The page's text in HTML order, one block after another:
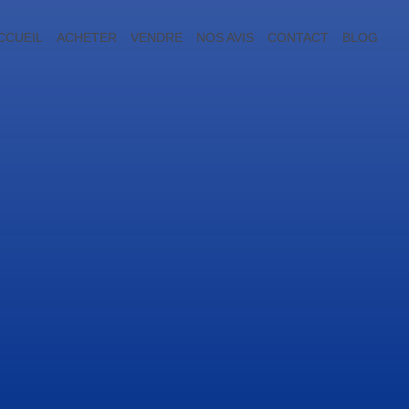
ACHETER VENDRE NOS AVIS CONTACT BLOG